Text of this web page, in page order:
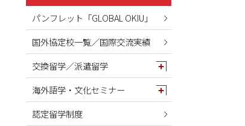
2024年11月
2024年10月
2024年09月
2024年08月
2024年07月
2024年06月
2024年05月
パンフレット「GLOBAL OKIU」
国外協定校一覧／国際交流実績
交換留学／派遣留学
海外語学・文化セミナー
認定留学制度